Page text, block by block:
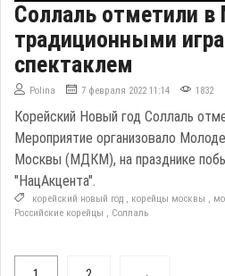
Соллаль отметили в
традиционными
спектаклем
Polina 7 февраля 2022 11:14 1832
Корейский Новый год Соллаль
Мероприятие организовало
Москвы (МДКМ), на празднике
"НацАкцента".
корейский новый год , корейцы москвы ,
Российские корейцы , Соллаль